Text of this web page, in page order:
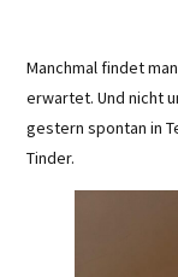
Manchmal findet
erwartet. Und nicht
gestern spontan in
Tinder.